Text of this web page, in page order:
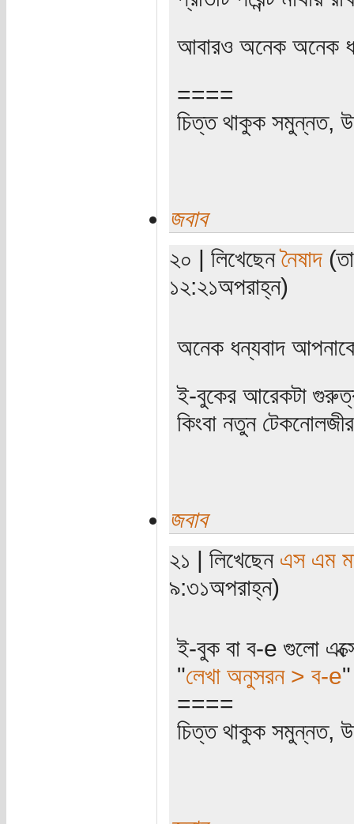
আবারও অনেক অনেক
====
চিত্ত থাকুক সমুন্নত,
জবাব
২০ | লিখেছেননৈষাদ
১২:২১অপরাহ্ন)
অনেক ধন্যবাদ
ই-বুকের আরেকটা
কিংবা নতুন
জবাব
২১ | লিখেছেন এস এম
৯:৩১অপরাহ্ন)
ই-বুক বা ব-e গুলো
"লেখা অনুসরন > ব-e
====
চিত্ত থাকুক সমুন্নত,